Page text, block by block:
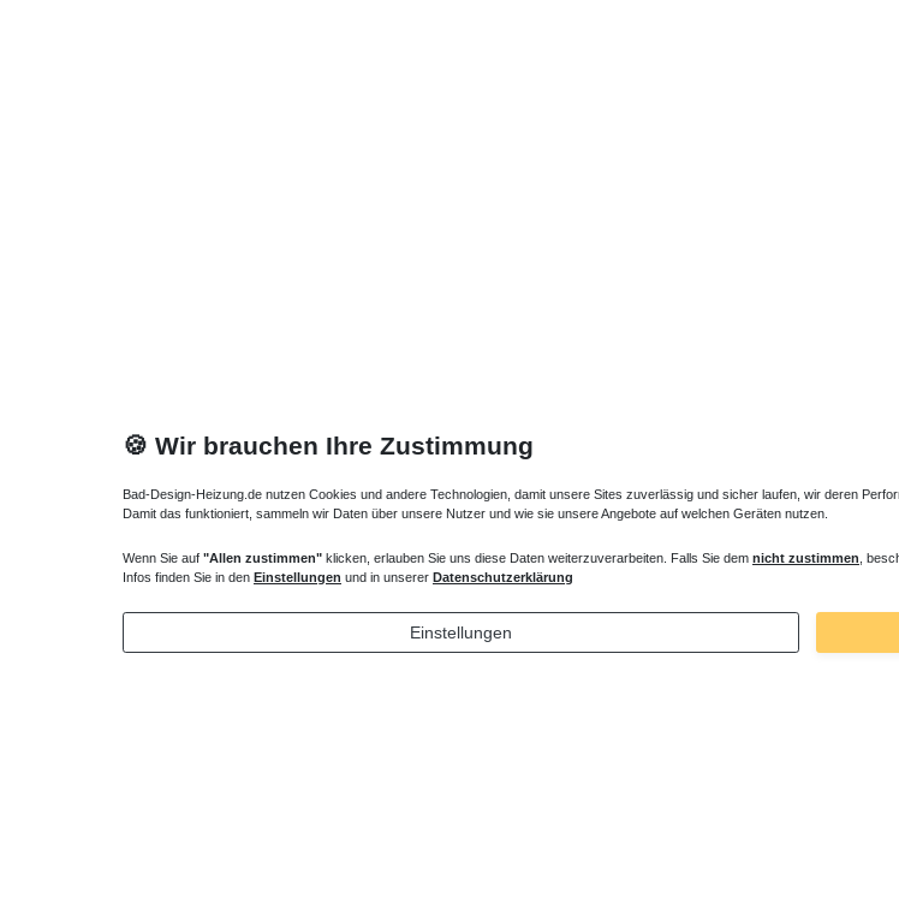
Heizkörper Ventil
135,00 € *
🍪 Wir brauchen Ihre Zustimmung
Bad-Design-Heizung.de nutzen Cookies und andere Technologien, damit unsere Sites zuverlässig und sicher laufen, wir deren
Damit das funktioniert, sammeln wir Daten über unsere Nutzer und wie sie unsere Angebote auf welchen Geräten nutzen.
Wenn Sie auf "Allen zustimmen" klicken, erlauben Sie uns diese Daten weiterzuverarbeiten. Falls Sie dem nicht zustimmen ,
Infos finden Sie in den Einstellungen und in unserer Datenschutzerklärung
Einstellungen